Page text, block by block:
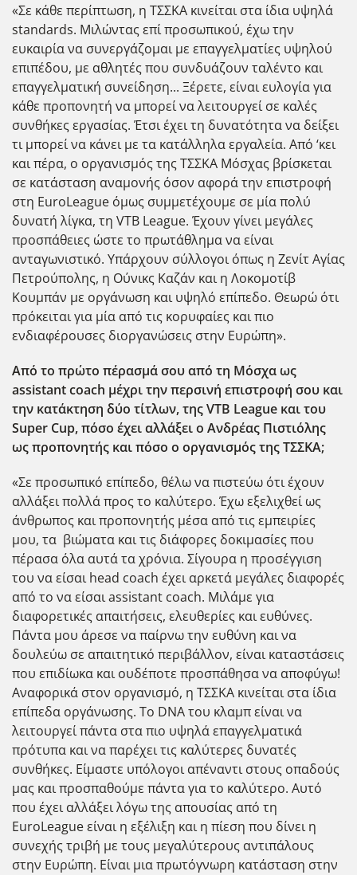
«Σε κάθε περίπτωση, η ΤΣΣΚΑ κινείται στα ίδια υψηλά
standards. Μιλώντας επί προσωπικού, έχω την
ευκαιρία να συνεργάζομαι με επαγγελματίες υψηλού
επιπέδου, με αθλητές που συνδυάζουν ταλέντο και
επαγγελματική συνείδηση... Ξέρετε, είναι ευλογία για
κάθε προπονητή να μπορεί να λειτουργεί σε καλές
συνθήκες εργασίας. Έτσι έχει τη δυνατότητα να δείξει
τι μπορεί να κάνει με τα κατάλληλα εργαλεία. Από ‘κει
και πέρα, ο οργανισμός της ΤΣΣΚΑ Μόσχας βρίσκεται
σε κατάσταση αναμονής όσον αφορά την επιστροφή
στη EuroLeague όμως συμμετέχουμε σε μία πολύ
δυνατή λίγκα, τη VTB League. Έχουν γίνει μεγάλες
προσπάθειες ώστε το πρωτάθλημα να είναι
ανταγωνιστικό. Υπάρχουν σύλλογοι όπως η Ζενίτ Αγίας
Πετρούπολης, η Ούνικς Καζάν και η Λοκομοτίβ
Κουμπάν με οργάνωση και υψηλό επίπεδο. Θεωρώ ότι
πρόκειται για μία από τις κορυφαίες και πιο
ενδιαφέρουσες διοργανώσεις στην Ευρώπη».
Από το πρώτο πέρασμά σου από τη Μόσχα ως
assistantcoach μέχρι την περσινή επιστροφή σου και
την κατάκτηση δύο τίτλων, της VTB League και του
Super Cup, πόσο έχει αλλάξει ο Ανδρέας Πιστιόλης
ως προπονητής και πόσο ο οργανισμός της ΤΣΣΚΑ;
«Σε προσωπικό επίπεδο, θέλω να πιστεύω ότι έχουν
αλλάξει πολλά προς το καλύτερο. Έχω εξελιχθεί ως
άνθρωπος και προπονητής μέσα από τις εμπειρίες
μου, τα βιώματα και τις διάφορες δοκιμασίες που
πέρασα όλα αυτά τα χρόνια. Σίγουρα η προσέγγιση
του να είσαι head coach έχει αρκετά μεγάλες διαφορές
από το να είσαι assistant coach. Μιλάμε για
διαφορετικές απαιτήσεις, ελευθερίες και ευθύνες.
Πάντα μου άρεσε να παίρνω την ευθύνη και να
δουλεύω σε απαιτητικό περιβάλλον, είναι καταστάσεις
που επιδίωκα και ουδέποτε προσπάθησα να αποφύγω!
Αναφορικά στον οργανισμό, η ΤΣΣΚΑ κινείται στα ίδια
επίπεδα οργάνωσης. Το DNA του κλαμπ είναι να
λειτουργεί πάντα στα πιο υψηλά επαγγελματικά
πρότυπα και να παρέχει τις καλύτερες δυνατές
συνθήκες. Είμαστε υπόλογοι απέναντι στους οπαδούς
μας και προσπαθούμε πάντα για το καλύτερο. Αυτό
που έχει αλλάξει λόγω της απουσίας από τη
EuroLeague είναι η εξέλιξη και η πίεση που δίνει η
συνεχής τριβή με τους μεγαλύτερους αντιπάλους
στην Ευρώπη. Είναι μια πρωτόγνωρη κατάσταση στην